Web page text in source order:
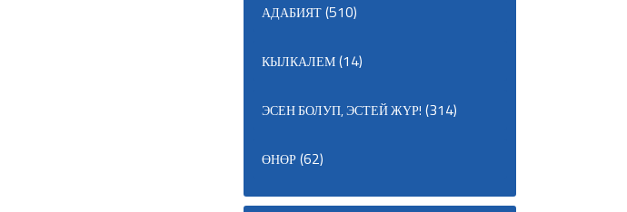
АДАБИЯТ(510)
КЫЛКАЛЕМ(14)
ЭСЕН БОЛУП, ЭСТЕЙ ЖҮР! (314)
ӨНӨР(62)